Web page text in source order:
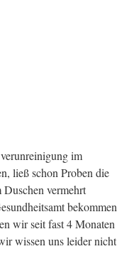
im
ließ schon Proben die
vermehrt
bekommen
wir seit fast 4 Monaten
wissen uns leider nicht